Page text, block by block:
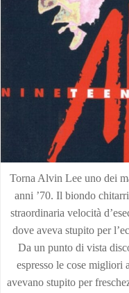
Torna Alvin Lee uno dei
anni ’70. Il biondo
straordinaria velocità
dove aveva stupito per
Da un punto di vista
espresso le cose
avevano stupito per